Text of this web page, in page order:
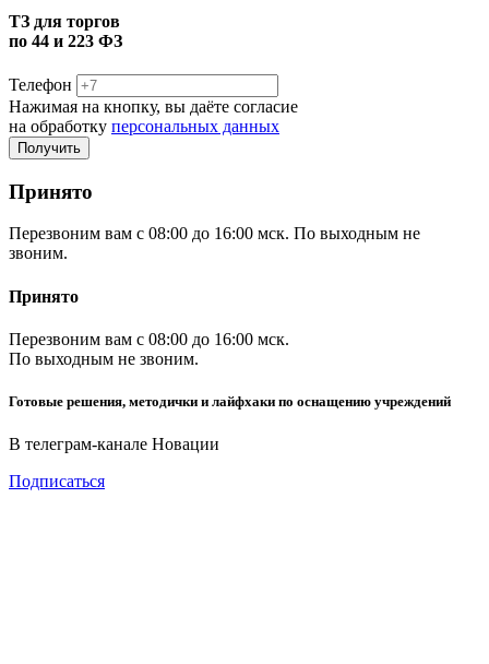
ТЗ для торгов
по 44 и 223 ФЗ
Телефон
Нажимая на кнопку, вы даёте согласие
на обработку персональных данных
Принято
Перезвоним вам с 08:00 до 16:00 мск. По выходным не
звоним.
Принято
Перезвоним вам с 08:00 до 16:00 мск.
По выходным не звоним.
Готовые решения, методички и лайфхаки по оснащению учреждений
В телеграм-канале Новации
Подписаться